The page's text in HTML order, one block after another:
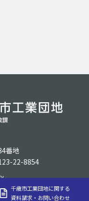
番地
22-8854
千歳市工業団地に関する
資料請求・お問い合わせ